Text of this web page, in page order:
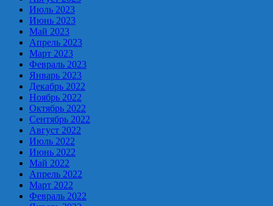
Июль 2023
Июнь 2023
Май 2023
Апрель 2023
Март 2023
Февраль 2023
Январь 2023
Декабрь 2022
Ноябрь 2022
Октябрь 2022
Сентябрь 2022
Август 2022
Июль 2022
Июнь 2022
Май 2022
Апрель 2022
Март 2022
Февраль 2022